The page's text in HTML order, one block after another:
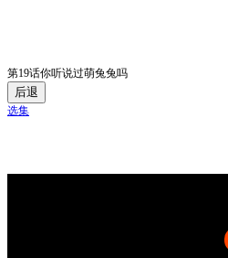
第19话你听说过萌兔兔吗
后退
选集